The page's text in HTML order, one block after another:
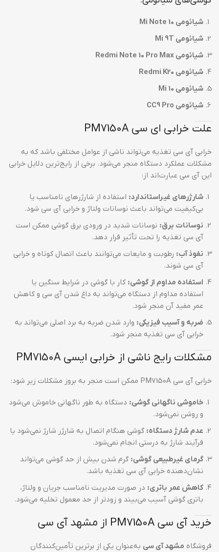
شیائومی Mi Note 10
شیائومی Mi 9T
شیائومی Redmi Note 10 Pro Max
شیائومی Redmi K20
شیائومی Mi 10
شیائومی CC9 Pro
علت خرابی ای سی PM7150A
خرابی آی سی تغذیه می‌تواند ناشی از عوامل مختلفی باشد که به
مشکلات عملکرد دستگاه منجر می‌شود. برخی از رایج‌ترین دلایل خرابی
این آی سی عبارت‌اند از:
شارژرهای غیراستاندارد: استفاده از شارژرهای نامناسب یا
بی‌کیفیت می‌تواند باعث نوسانات ولتاژ و خرابی آی سی شود.
نوسانات برق: نوسانات شدید در ورودی برق گوشی ممکن است
آی سی تغذیه را تحت تأثیر قرار دهد.
نفوذ آب: رطوبت و مایعات می‌توانند باعث اتصال کوتاه و خرابی
آی سی شوند.
استفاده مداوم از گوشی: کار با گوشی در شرایط سنگین یا
استفاده مداوم از دستگاه می‌تواند به داغ شدن آی سی و کاهش
عمر مفید آن منجر شود.
ضربه و آسیب فیزیکی: وارد شدن ضربه به برد اصلی می‌تواند به
خرابی آی سی تغذیه منجر شود.
مشکلات رایج ناشی از خرابی ایسی PM7150A
خرابی آی سی PM7150A ممکن است منجر به بروز مشکلات زیر شود:
خاموشی ناگهانی گوشی: دستگاه به طور ناگهانی خاموش می‌شود
و روشن نمی‌شود.
عدم شارژ دستگاه: گوشی هنگام اتصال به شارژر شارژ نمی‌شود یا
فرآیند شارژ به درستی انجام نمی‌شود.
گرمای غیرطبیعی گوشی: گرم شدن بیش از حد گوشی می‌تواند
نشان‌دهنده خرابی آی سی تغذیه باشد.
کاهش عمر باتری: در صورت مدیریت نامناسب جریان و ولتاژ،
باتری گوشی آسیب می‌بیند و زودتر از حد معمول تخلیه می‌شود.
خرید آی سی PM7150A از مشهد آی سی
فروشگاه مشهد آی سی به‌عنوان یکی از برترین تأمین‌کنندگان